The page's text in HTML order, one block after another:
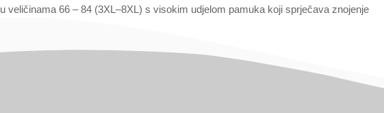
u veličinama 66 – 84 (3XL–8XL) s visokim udjelom pamuka koji sprječava znojenje